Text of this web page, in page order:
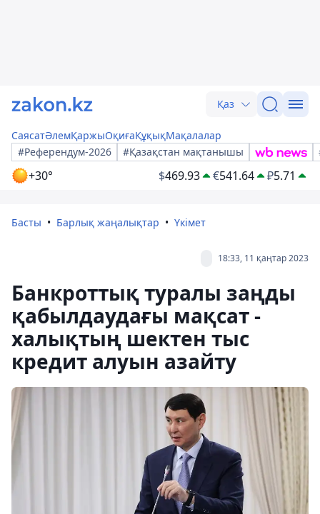
Қаз
СаясатӘлемҚаржыОқиғаҚұқықМақалалар
#Референдум-2026
#Қазақстан мақтанышы
+30° $469.93 €541.64 ₽5.71
Басты Барлық жаңалықтар Үкімет
18:33, 11 қаңтар 2023
Банкроттық туралы заңды
қабылдаудағы мақсат -
халықтың шектен тыс
кредит алуын азайту